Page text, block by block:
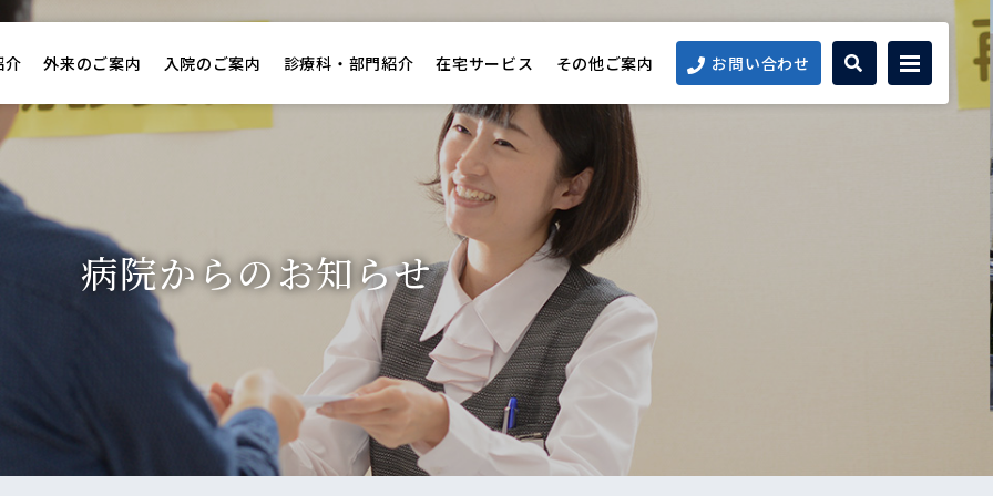
介 外来のご案内 入院のご案内 診療科・部門紹介 在宅サービス その他ご案内 お問い合わせ
病院からのお知らせ